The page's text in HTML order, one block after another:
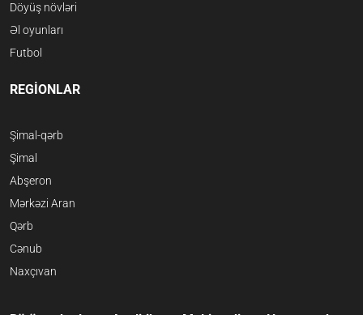
Döyüş növləri
Əl oyunları
Futbol
REGİONLAR
Şimal-qərb
Şimal
Abşeron
Mərkəzi Aran
Qərb
Cənub
Naxçıvan